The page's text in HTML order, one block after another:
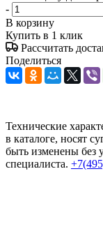
-
В корзину
Купить в 1 клик
Рассчитать
Поделиться
Технические
в каталоге, носят
быть изменены без
специалиста.